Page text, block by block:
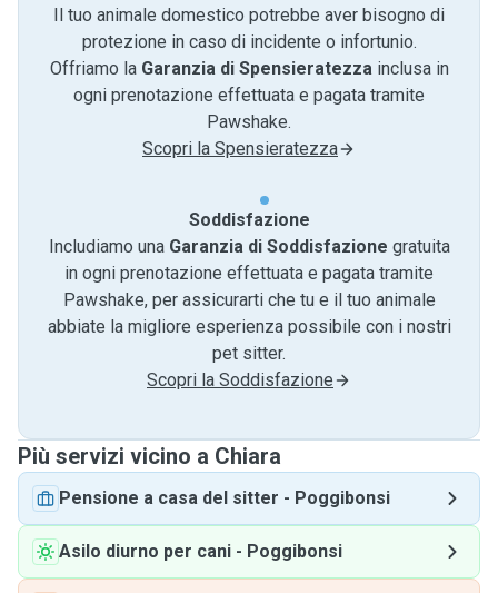
Il tuo animale domestico potrebbe aver bisogno di
protezione in caso di incidente o infortunio.
Offriamo la Garanzia di Spensieratezzainclusa in
ogni prenotazione effettuata e pagata tramite
Pawshake.
Scopri la Spensieratezza
Soddisfazione
Includiamo una Garanzia di Soddisfazione gratuita
in ogni prenotazione effettuata e pagata tramite
Pawshake, per assicurarti che tu e il tuo animale
abbiate la migliore esperienza possibile con i nostri
pet sitter.
Scopri la Soddisfazione
Più servizi vicino a Chiara
Pensione a casa del sitter - Poggibonsi
Asilo diurno per cani - Poggibonsi